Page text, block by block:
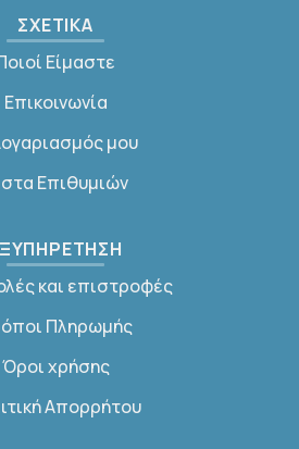
ΣΧΕΤΙΚΑ
Είμαστε
Επικοινωνία
μου
Επιθυμιών
και επιστροφές
Πληρωμής
Όροι χρήσης
Απορρήτου